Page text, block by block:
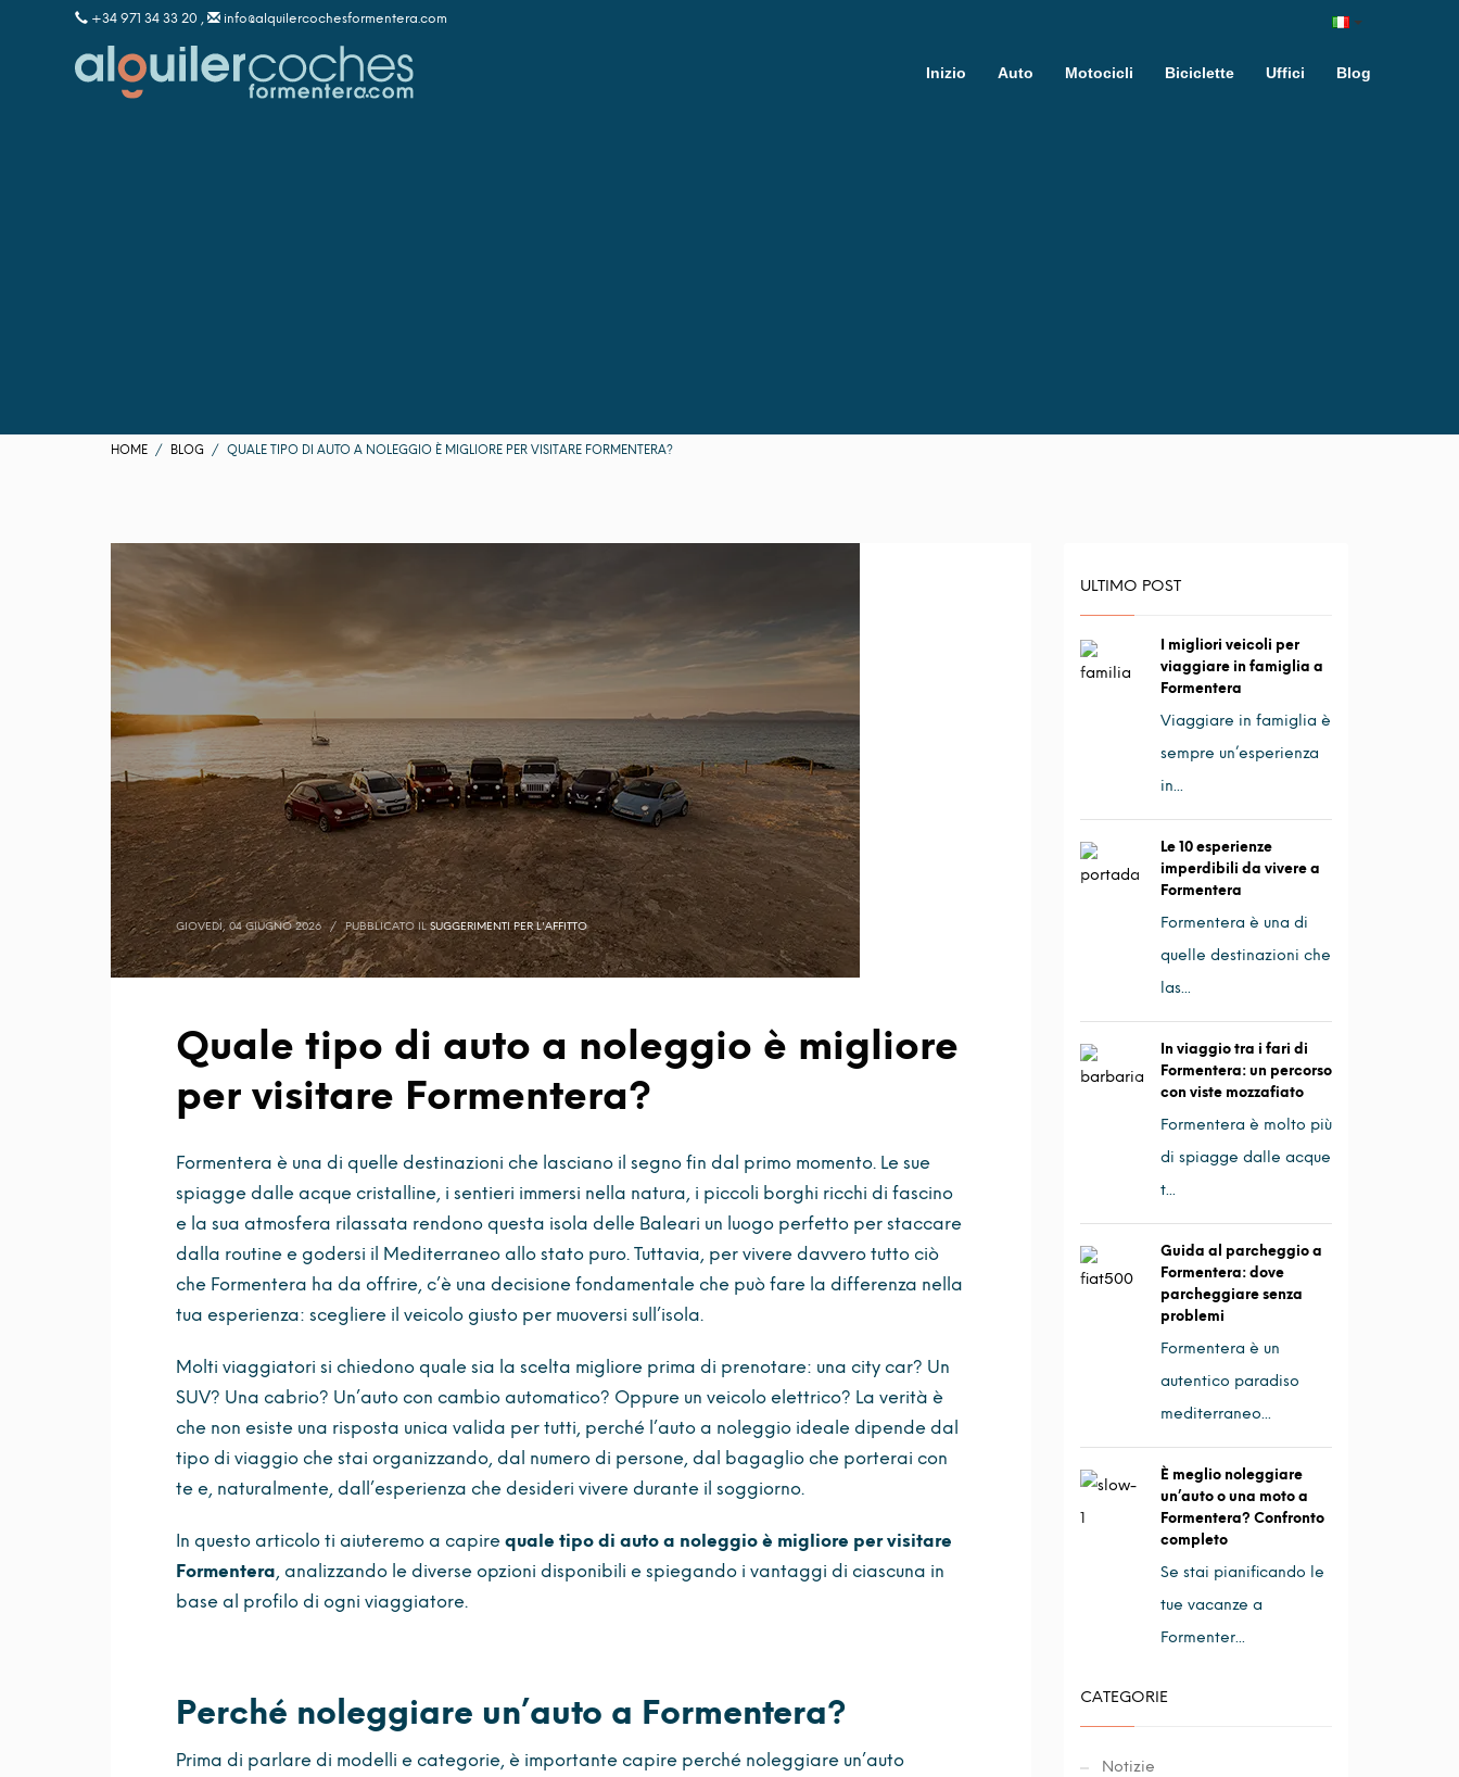
+34 971 34 33 20 , info@alquilercochesformentera.com
Inizio Auto Motocicli Biciclette Uffici Blog
HOME BLOG QUALE TIPO DI AUTO A NOLEGGIO È MIGLIORE PER VISITARE FORMENTERA?
GIOVEDÌ, 04 GIUGNO 2026 / PUBBLICATO ILSUGGERIMENTI PER L'AFFITTO
Quale tipo di auto a noleggio è migliore
per visitare Formentera?
Formentera è una di quelle destinazioni che lasciano il segno fin dal primo momento. Le sue
spiagge dalle acque cristalline, i sentieri immersi nella natura, i piccoli borghi ricchi di fascino
e la sua atmosfera rilassata rendono questa isola delle Baleari un luogo perfetto per staccare
dalla routine e godersi il Mediterraneo allo stato puro. Tuttavia, per vivere davvero tutto ciò
che Formentera ha da offrire, c’è una decisione fondamentale che può fare la differenza nella
tua esperienza: scegliere il veicolo giusto per muoversi sull’isola.
Molti viaggiatori si chiedono quale sia la scelta migliore prima di prenotare: una city car? Un
SUV? Una cabrio? Un’auto con cambio automatico? Oppure un veicolo elettrico? La verità è
che non esiste una risposta unica valida per tutti, perché l’auto a noleggio ideale dipende dal
tipo di viaggio che stai organizzando, dal numero di persone, dal bagaglio che porterai con
te e, naturalmente, dall’esperienza che desideri vivere durante il soggiorno.
In questo articolo ti aiuteremo a capire quale tipo di auto a noleggio è migliore per visitare
Formentera, analizzando le diverse opzioni disponibili e spiegando i vantaggi di ciascuna in
base al profilo di ogni viaggiatore.
Perché noleggiare un’auto a Formentera?
Prima di parlare di modelli e categorie, è importante capire perché noleggiare un’auto
ULTIMO POST
I migliori veicoli per
viaggiare in famiglia a
Formentera
Viaggiare in famiglia è
sempre un’esperienza
in...
Le 10 esperienze
imperdibili da vivere a
Formentera
Formentera è una di
quelle destinazioni che
las...
In viaggio tra i fari di
Formentera: un percorso
con viste mozzafiato
Formentera è molto più
di spiagge dalle acque
t...
Guida al parcheggio a
Formentera: dove
parcheggiare senza
problemi
Formentera è un
autentico paradiso
mediterraneo...
È meglio noleggiare
un’auto o una moto a
Formentera? Confronto
completo
Se stai pianificando le
tue vacanze a
Formenter...
CATEGORIE
Notizie